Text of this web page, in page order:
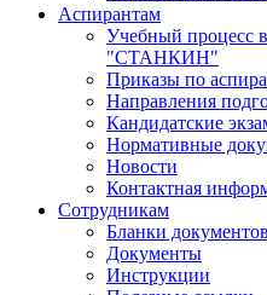
Аспирантам
Учебный процесс
"СТАНКИН"
Приказы по
Направления
Кандидатские
Нормативные
Новости
Контактная
Сотрудникам
Бланки документов
Документы
Инструкции